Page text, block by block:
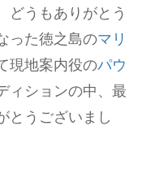
どうもありがとう
った徳之島のマリ
現地案内役のパウ
ィションの中、最
とうございまし